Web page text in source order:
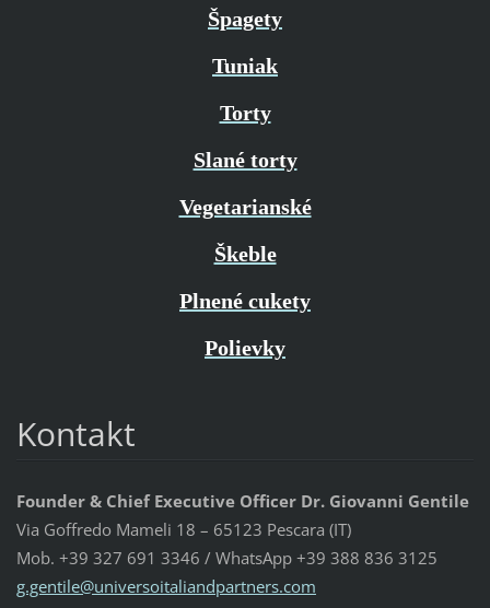
Špagety
Tuniak
Torty
Slané torty
Vegetarianské
Škeble
Plnené cukety
Polievky
Kontakt
Founder & Chief Executive Officer Dr. Giovanni Gentile
Via Goffredo Mameli 18 – 65123 Pescara (IT)
Mob. +39 327 691 3346 / WhatsApp +39 388 836 3125
g.gentile@universoitaliandpartners.com